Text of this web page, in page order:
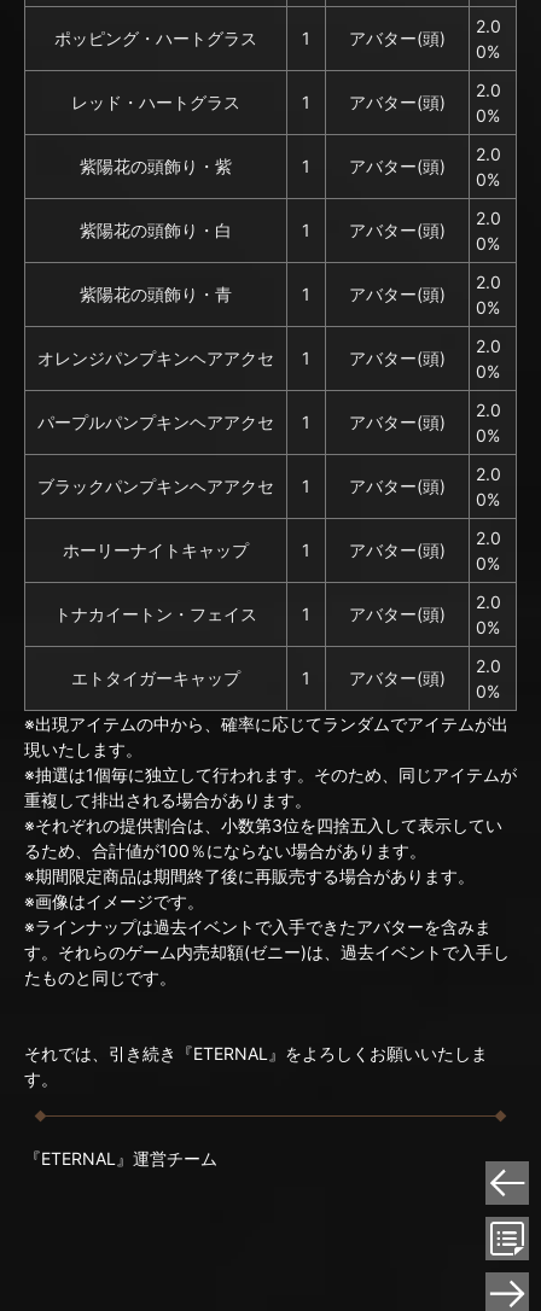
ポッピング・ハートグラス 1 アバター(頭)
2.0
0%
レッド・ハートグラス 1 アバター(頭)
2.0
0%
紫陽花の頭飾り・紫 1 アバター(頭)
2.0
0%
紫陽花の頭飾り・白 1 アバター(頭)
2.0
0%
紫陽花の頭飾り・青 1 アバター(頭)
2.0
0%
オレンジパンプキンヘアアクセ 1 アバター(頭)
2.0
0%
パープルパンプキンヘアアクセ 1 アバター(頭)
2.0
0%
ブラックパンプキンヘアアクセ 1 アバター(頭)
2.0
0%
ホーリーナイトキャップ 1 アバター(頭)
2.0
0%
トナカイートン・フェイス 1 アバター(頭)
2.0
0%
エトタイガーキャップ 1 アバター(頭)
2.0
0%
※出現アイテムの中から、確率に応じてランダムでアイテムが出
現いたします。
※抽選は1個毎に独立して行われます。そのため、同じアイテムが
重複して排出される場合があります。
※それぞれの提供割合は、小数第3位を四捨五入して表示してい
るため、合計値が100％にならない場合があります。
※期間限定商品は期間終了後に再販売する場合があります。
※画像はイメージです。
※ラインナップは過去イベントで入手できたアバターを含みま
す。それらのゲーム内売却額(ゼニー)は、過去イベントで入手し
たものと同じです。
それでは、引き続き『ETERNAL』をよろしくお願いいたしま
す。
『ETERNAL』運営チーム